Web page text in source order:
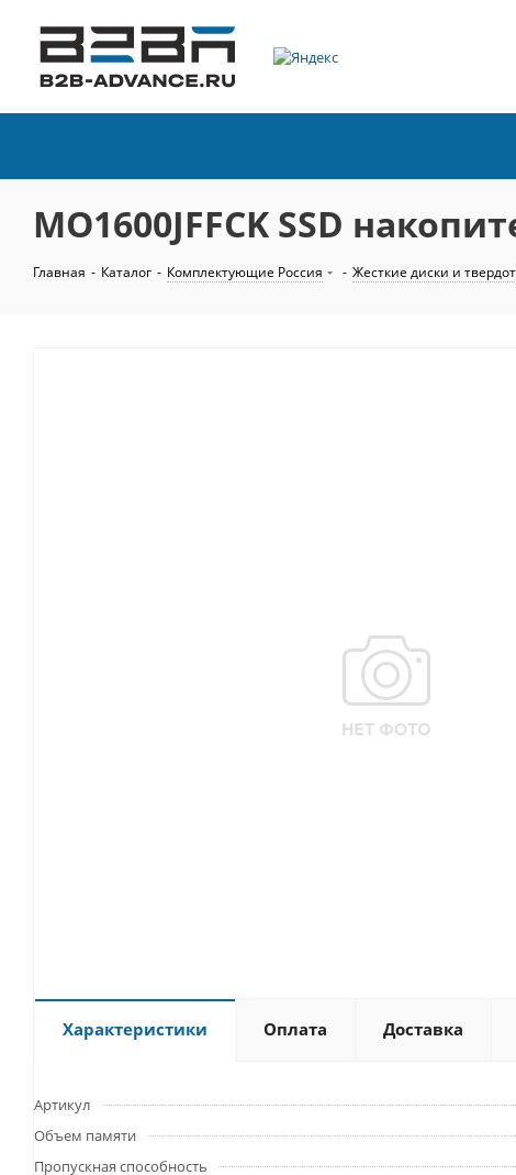
MO1600JFFCK SSD
Главная - Каталог - Комплектующие Россия - Жесткие диски и
Характеристики Оплата Доставка
Артикул
Объем памяти
Пропускная способность